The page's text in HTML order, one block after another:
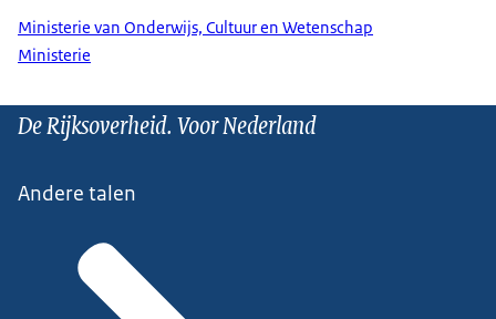
Ministerie van Onderwijs, Cultuur en Wetenschap
Ministerie
De Rijksoverheid. Voor Nederland
Andere talen